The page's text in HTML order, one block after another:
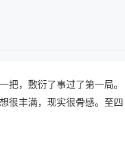
把，敷衍了事过了第一局。
很丰满，现实很骨感。至四